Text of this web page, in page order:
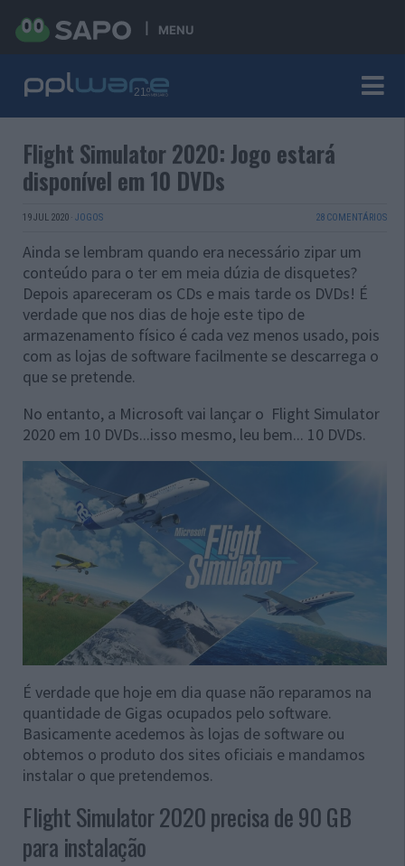
MENU
Flight Simulator 2020: Jogo estará
disponível em 10 DVDs
19 JUL 2020 · JOGOS 28 COMENTÁRIOS
Ainda se lembram quando era necessário zipar um
conteúdo para o ter em meia dúzia de disquetes?
Depois apareceram os CDs e mais tarde os DVDs! É
verdade que nos dias de hoje este tipo de
armazenamento físico é cada vez menos usado, pois
com as lojas de software facilmente se descarrega o
que se pretende.
No entanto, a Microsoft vai lançar o Flight Simulator
2020 em 10 DVDs...isso mesmo, leu bem... 10 DVDs.
É verdade que hoje em dia quase não reparamos na
quantidade de Gigas ocupados pelo software.
Basicamente acedemos às lojas de software ou
obtemos o produto dos sites oficiais e mandamos
instalar o que pretendemos.
Flight Simulator 2020 precisa de 90 GB
para instalação